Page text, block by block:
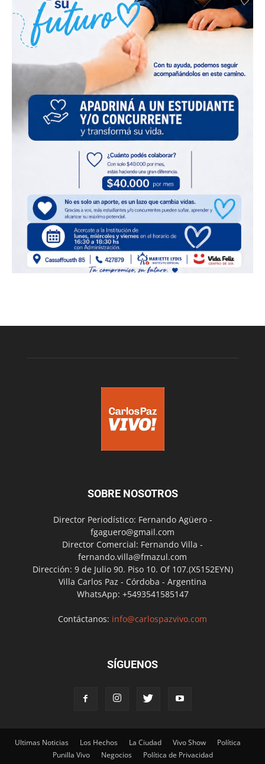
SOBRE NOSOTROS
Director Periodístico: Fernando Agüero -
fgaguero@gmail.com
Director Comercial: Fernando Villa -
fernando.villa@fmazul.com
Dirección: 9 de Julio 90. Piso 10. Of 107.(X5152EYN)
Villa Carlos Paz - Córdoba - Argentina
WhatsApp: +5493541585147
Contáctanos: info@carlospazvivo.com
SÍGUENOS
Ultimas Noticias Los Hechos La Ciudad Vivo Show
Política
Punilla Vivo
Negocios Política de Privacidad